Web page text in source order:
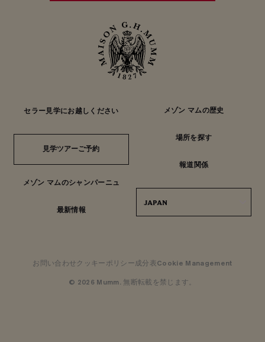
セラー見学にお越しください
見学ツアーご予約
見学ツアーご予約
メゾン マムのシャンパーニュ
最新情報
メゾン マムの歴史
場所を探す
報道関係
JAPAN
お問い合わせ クッキーポリシー成分表Cookie Management
© 2026 Mumm. 無断転載を禁じます。